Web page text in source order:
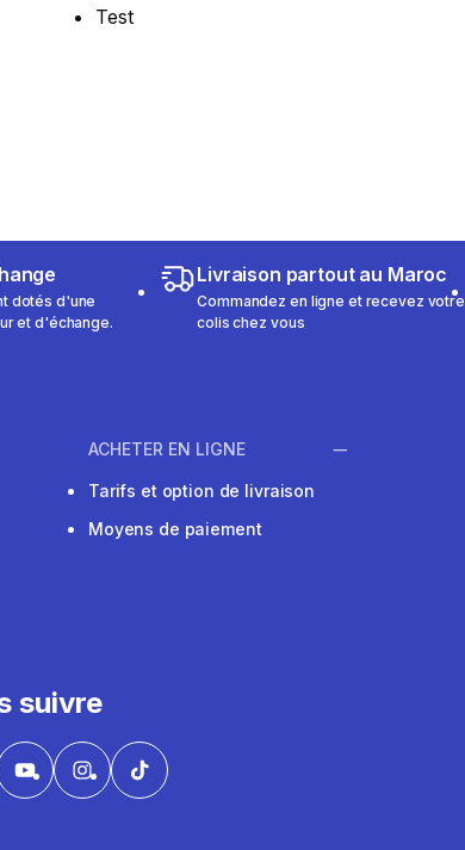
Test
dotés d'une
et d'échange.
Livraison partout au Maroc
Commandez en ligne et recevez votre
colis chez vous
ACHETER EN LIGNE
Tarifs et option de livraison
Moyens de paiement
suivre